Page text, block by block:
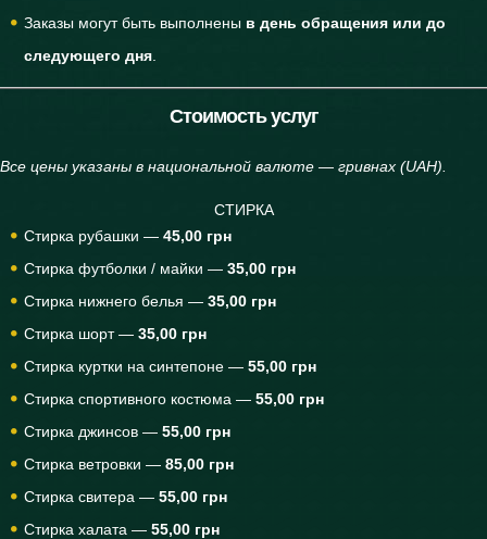
Заказы могут быть выполнены в день обращения или до
следующего дня
Стоимость услуг
Все цены указаны в национальной валюте — гривнах (UAH).
СТИРКА
Стирка рубашки — 45,00 грн
Стирка футболки / майки — 35,00 грн
Стирка нижнего белья — 35,00 грн
Стирка шорт — 35,00 грн
Стирка куртки на синтепоне — 55,00 грн
Стирка спортивного костюма — 55,00 грн
Стирка джинсов — 55,00 грн
Стирка ветровки — 85,00 грн
Стирка свитера — 55,00 грн
Стирка халата — 55,00 грн